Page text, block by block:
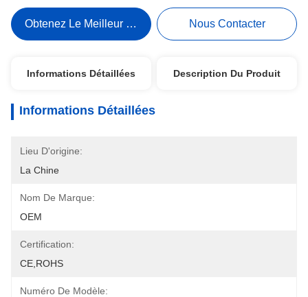
Obtenez Le Meilleur Prix Nous Contacter
Informations Détaillées Description Du Produit
Informations Détaillées
Lieu D'origine:
La Chine
Nom De Marque:
OEM
Certification:
CE,ROHS
Numéro De Modèle: